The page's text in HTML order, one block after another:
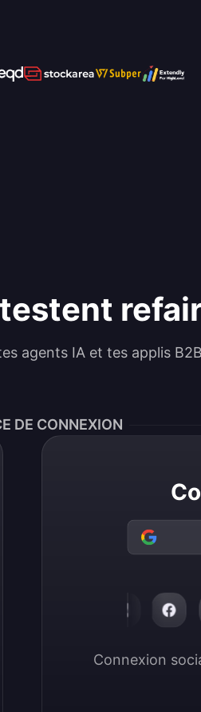
agents IA et tes applis
DE CONNEXION
Connexion